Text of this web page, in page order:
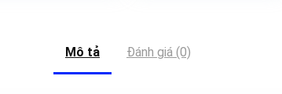
Mô tả Đánh giá (0)